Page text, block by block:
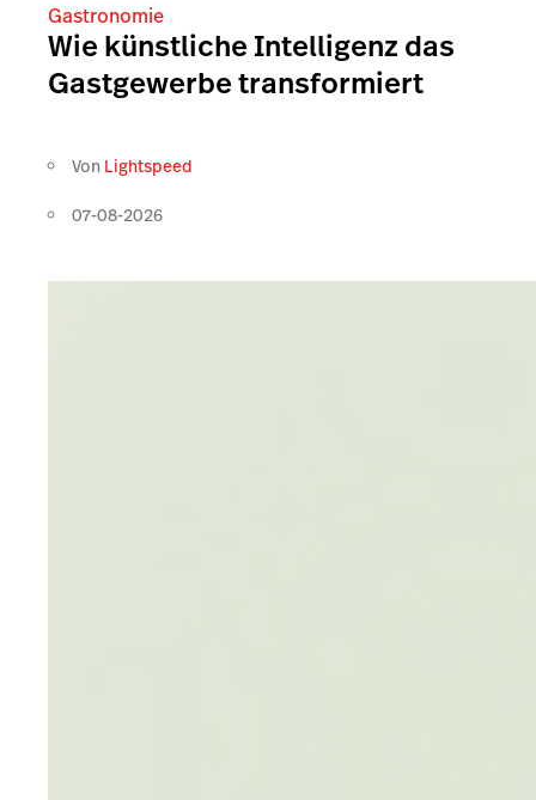
Gastronomie
Wie künstliche Intelligenz das
Gastgewerbe transformiert
Von Lightspeed
07-08-2026